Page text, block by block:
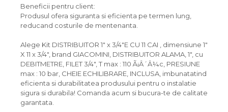
Beneficii pentru client:
Produsul ofera siguranta si eficienta pe termen lung,
reducand costurile de mentenanta.
Alege Kit DISTRIBUITOR 1" x 3/4"E CU 11 CAI , dimensiune 1"
X 11 x 3/4", brand GIACOMINI, DISTRIBUITOR ALAMA, 1", cu
DEBITMETRE, FILET 3/4", T max : 110 Ã¡Â´Â¼c, PRESIUNE
max : 10 bar, CHEIE ECHILIBRARE, INCLUSA, imbunatatind
eficienta si durabilitatea produsului pentru o instalatie
sigura si durabila! Comanda acum si bucura-te de calitate
garantata.